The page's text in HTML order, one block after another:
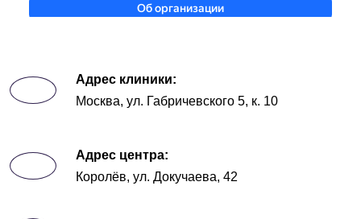
Адрес клиники:
Москва, ул. Габричевского 5, к. 10
Адрес центра:
Королёв, ул. Докучаева, 42